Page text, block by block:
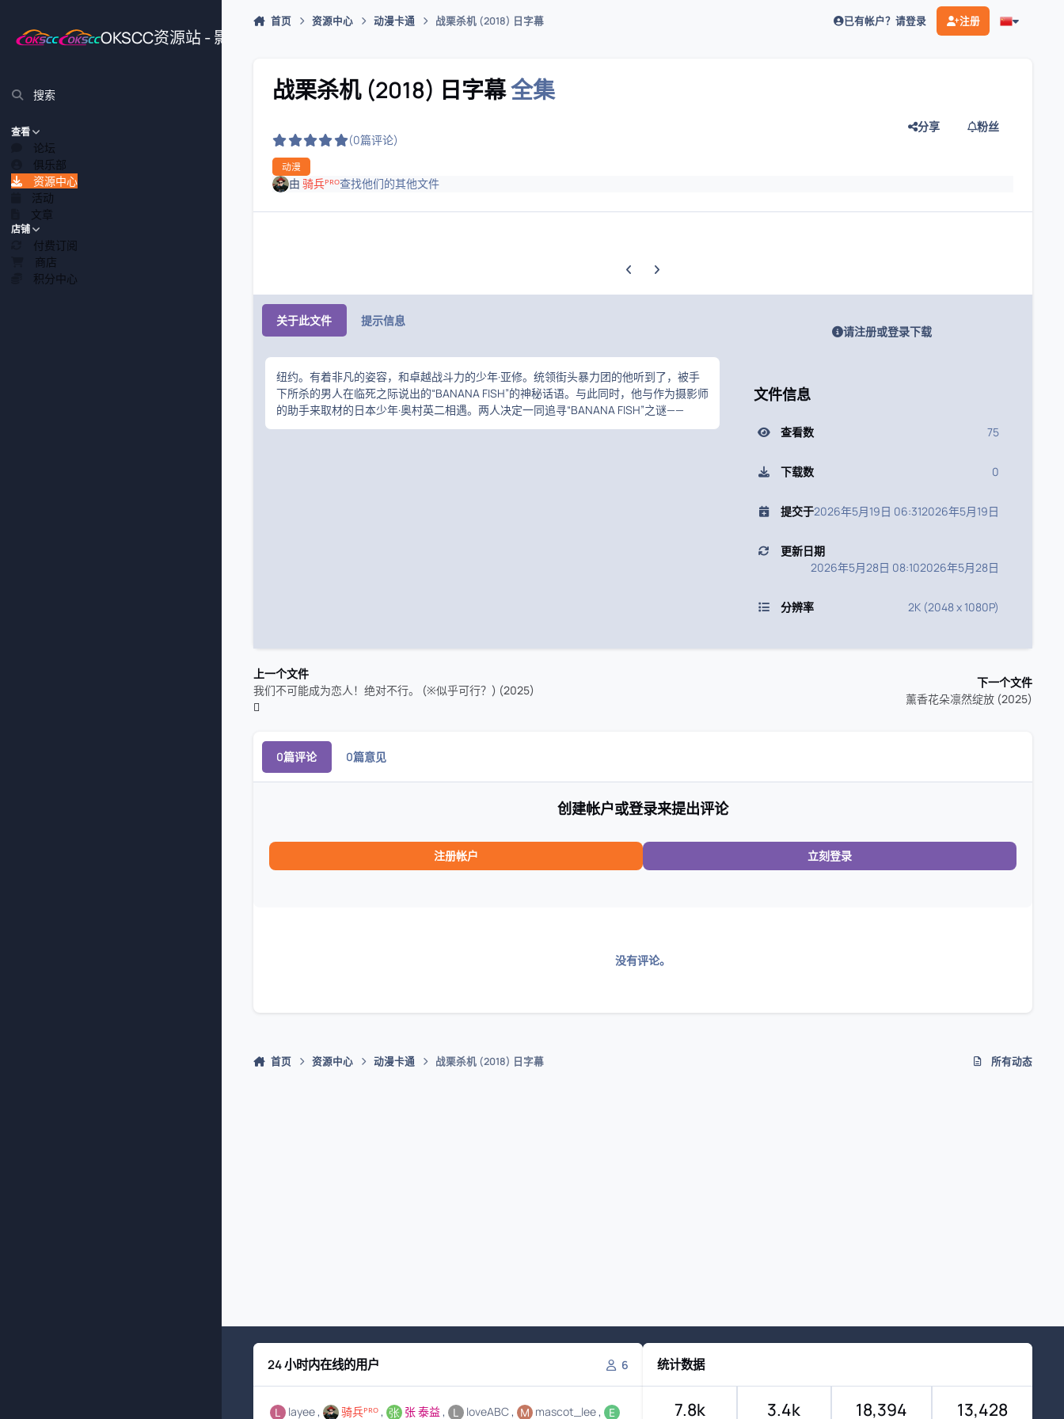
OKSCC资源站 - 影视、游戏、源码插件综合下载平台
搜索
查看
论坛
俱乐部
资源中心
活动
文章
店铺
付费订阅
商店
积分中心
首页 资源中心 动漫卡通 战栗杀机 (2018) 日字幕 已有帐户？请登录 注册
战栗杀机 (2018) 日字幕全集
(0篇评论)
动漫
分享 粉丝
由 骑兵ᴾᴿᴼ查找他们的其他文件
上一张轮播幻灯片
下一张轮播幻灯片
关于此文件 提示信息
纽约。有着非凡的姿容，和卓越战斗力的少年·亚修。统领街头暴力团的他听到了，被手
下所杀的男人在临死之际说出的“BANANA FISH”的神秘话语。与此同时，他与作为摄影师
的助手来取材的日本少年·奥村英二相遇。两人决定一同追寻“BANANA FISH”之谜——
请注册或登录下载
文件信息
查看数 75
下载数 0
提交于2026年5月19日 06:312026年5月19日
更新日期
2026年5月28日 08:102026年5月28日
分辨率 2K (2048 x 1080P)
上一个文件
我们不可能成为恋人！绝对不行。 (※似乎可行？) (2025)
下一个文件
薰香花朵凛然绽放 (2025)
0篇评论 0篇意见
创建帐户或登录来提出评论
注册帐户 立刻登录
没有评论。
首页 资源中心 动漫卡通 战栗杀机 (2018) 日字幕 所有动态
24 小时内在线的用户 6
layee 骑兵ᴾᴿᴼ 张 泰益 loveABC mascot_lee
统计数据
7.8k 3.4k 18,394 13,428